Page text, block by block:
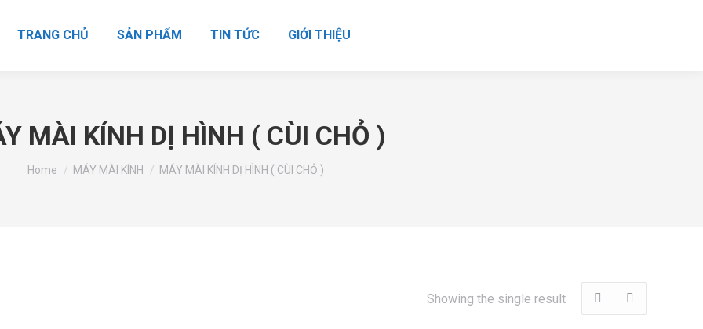
TRANG CHỦ SẢN PHẨM TIN TỨC GIỚI THIỆU
MÀI KÍNH DỊ HÌNH ( CÙI CHỎ )
You are here:
Home MÁY MÀI KÍNH MÁY MÀI KÍNH DỊ HÌNH ( CÙI CHỎ )
Showing the single result